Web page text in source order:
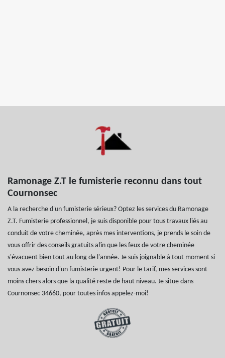
Ramonage Z.T le fumisterie reconnu dans tout
Cournonsec
A la recherche d'un fumisterie sérieux? Optez les services du Ramonage
Z.T. Fumisterie professionnel, je suis disponible pour tous travaux liés au
conduit de votre cheminée, après mes interventions, je prends le soin de
vous offrir des conseils gratuits afin que les feux de votre cheminée
s'évacuent bien tout au long de l'année. Je suis joignable à tout moment si
vous avez besoin d'un fumisterie urgent! Pour le tarif, mes services sont
moins chers alors que la qualité reste de haut niveau. Je situe dans
Cournonsec 34660, pour toutes infos appelez-moi!